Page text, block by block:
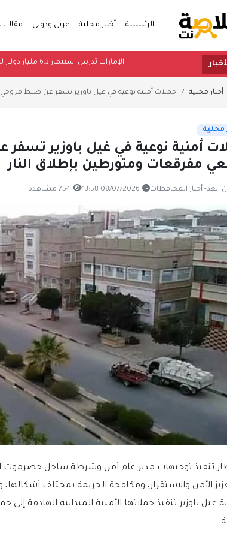
الرئيسية أخبار محلية عربي ودولي مقالات
الإمارات تدرس استثمار 6.3 مليار دولار لبناء مركز بيانات في اليابان
أخبار محلية حملات أمنية نوعية في غيل باوزير تسفر عن ضبط
محلية
أمنية نوعية في غيل باوزير
مفرقعات ومتورطين بإطلاق النار
الغد- أخبار المحافظات 08/07/2026 13:58 754 مشاهدة
تنفيذ توجيهات مدير عام أمن وشرطة ساحل حضرموت
الأمن والاستقرار، ومكافحة الجريمة بمختلف
غيل باوزير تنفيذ حملاتها الأمنية الميدانية الهادفة